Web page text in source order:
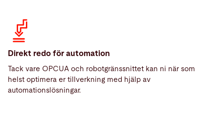
Direkt redo för automation
Tack vare OPCUA och robotgränssnittet kan ni när som
helst optimera er tillverkning med hjälp av
automationslösningar.